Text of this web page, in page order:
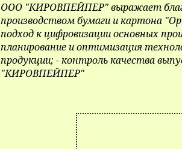
ООО "КИРОВПЕЙПЕР" выражает
производством бумаги и картона
подход к цифровизации основных
планирование и оптимизация
продукции; - контроль качества
"КИРОВПЕЙПЕР"